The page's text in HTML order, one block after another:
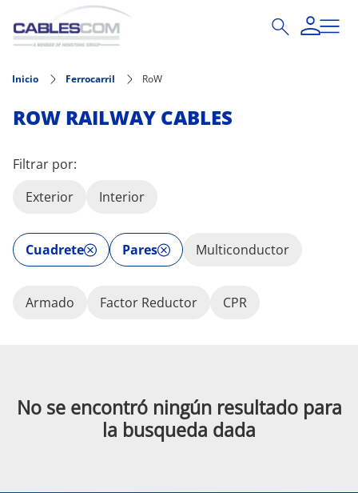
Pasar al contenido principal
Inicio Ferrocarril RoW
ROW RAILWAY CABLES
Filtrar por:
Exterior
Interior
Cuadrete Pares Multiconductor
Armado Factor Reductor CPR
No se encontró ningún resultado para
la busqueda dada